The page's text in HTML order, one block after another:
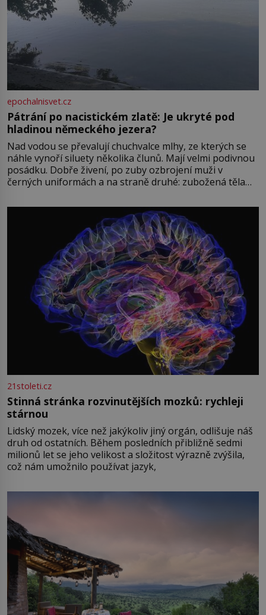
epochalnisvet.cz
Pátrání po nacistickém zlatě: Je ukryté pod
hladinou německého jezera?
Nad vodou se převalují chuchvalce mlhy, ze kterých se
náhle vynoří siluety několika člunů. Mají velmi podivnou
posádku. Dobře živení, po zuby ozbrojení muži v
černých uniformách a na straně druhé: zubožená těla
přízračná scéna znamená? Je jaro roku 1945, druhá
světová válka se chýlí ke konci. Jezero Stolpsee
21stoleti.cz
Stinná stránka rozvinutějších mozků: rychleji
stárnou
Lidský mozek, více než jakýkoliv jiný orgán, odlišuje náš
druh od ostatních. Během posledních přibližně sedmi
milionů let se jeho velikost a složitost výrazně zvýšila,
což nám umožnilo používat jazyk,